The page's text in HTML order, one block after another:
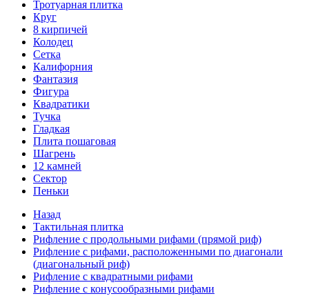
Тротуарная плитка
Круг
8 кирпичей
Колодец
Сетка
Калифорния
Фантазия
Фигура
Квадратики
Тучка
Гладкая
Плита пошаговая
Шагрень
12 камней
Сектор
Пеньки
Назад
Тактильная плитка
Рифление с продольными рифами (прямой риф)
Рифление с рифами, расположенными по диагонали
(диагональный риф)
Рифление с квадратными рифами
Рифление с конусообразными рифами